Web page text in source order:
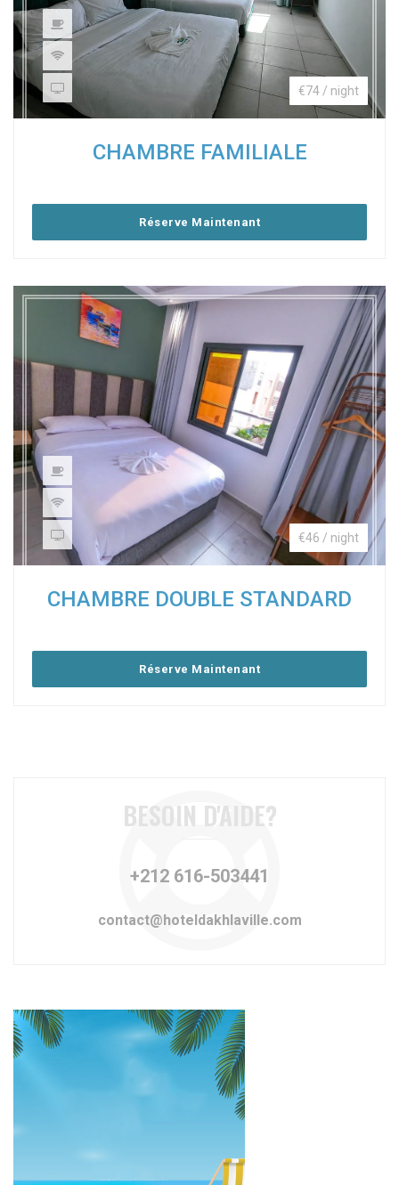
€74 / night
CHAMBRE FAMILIALE
Réserve Maintenant
€46 / night
CHAMBRE DOUBLE STANDARD
Réserve Maintenant
BESOIN D'AIDE?
+212 616-503441
contact@hoteldakhlaville.com